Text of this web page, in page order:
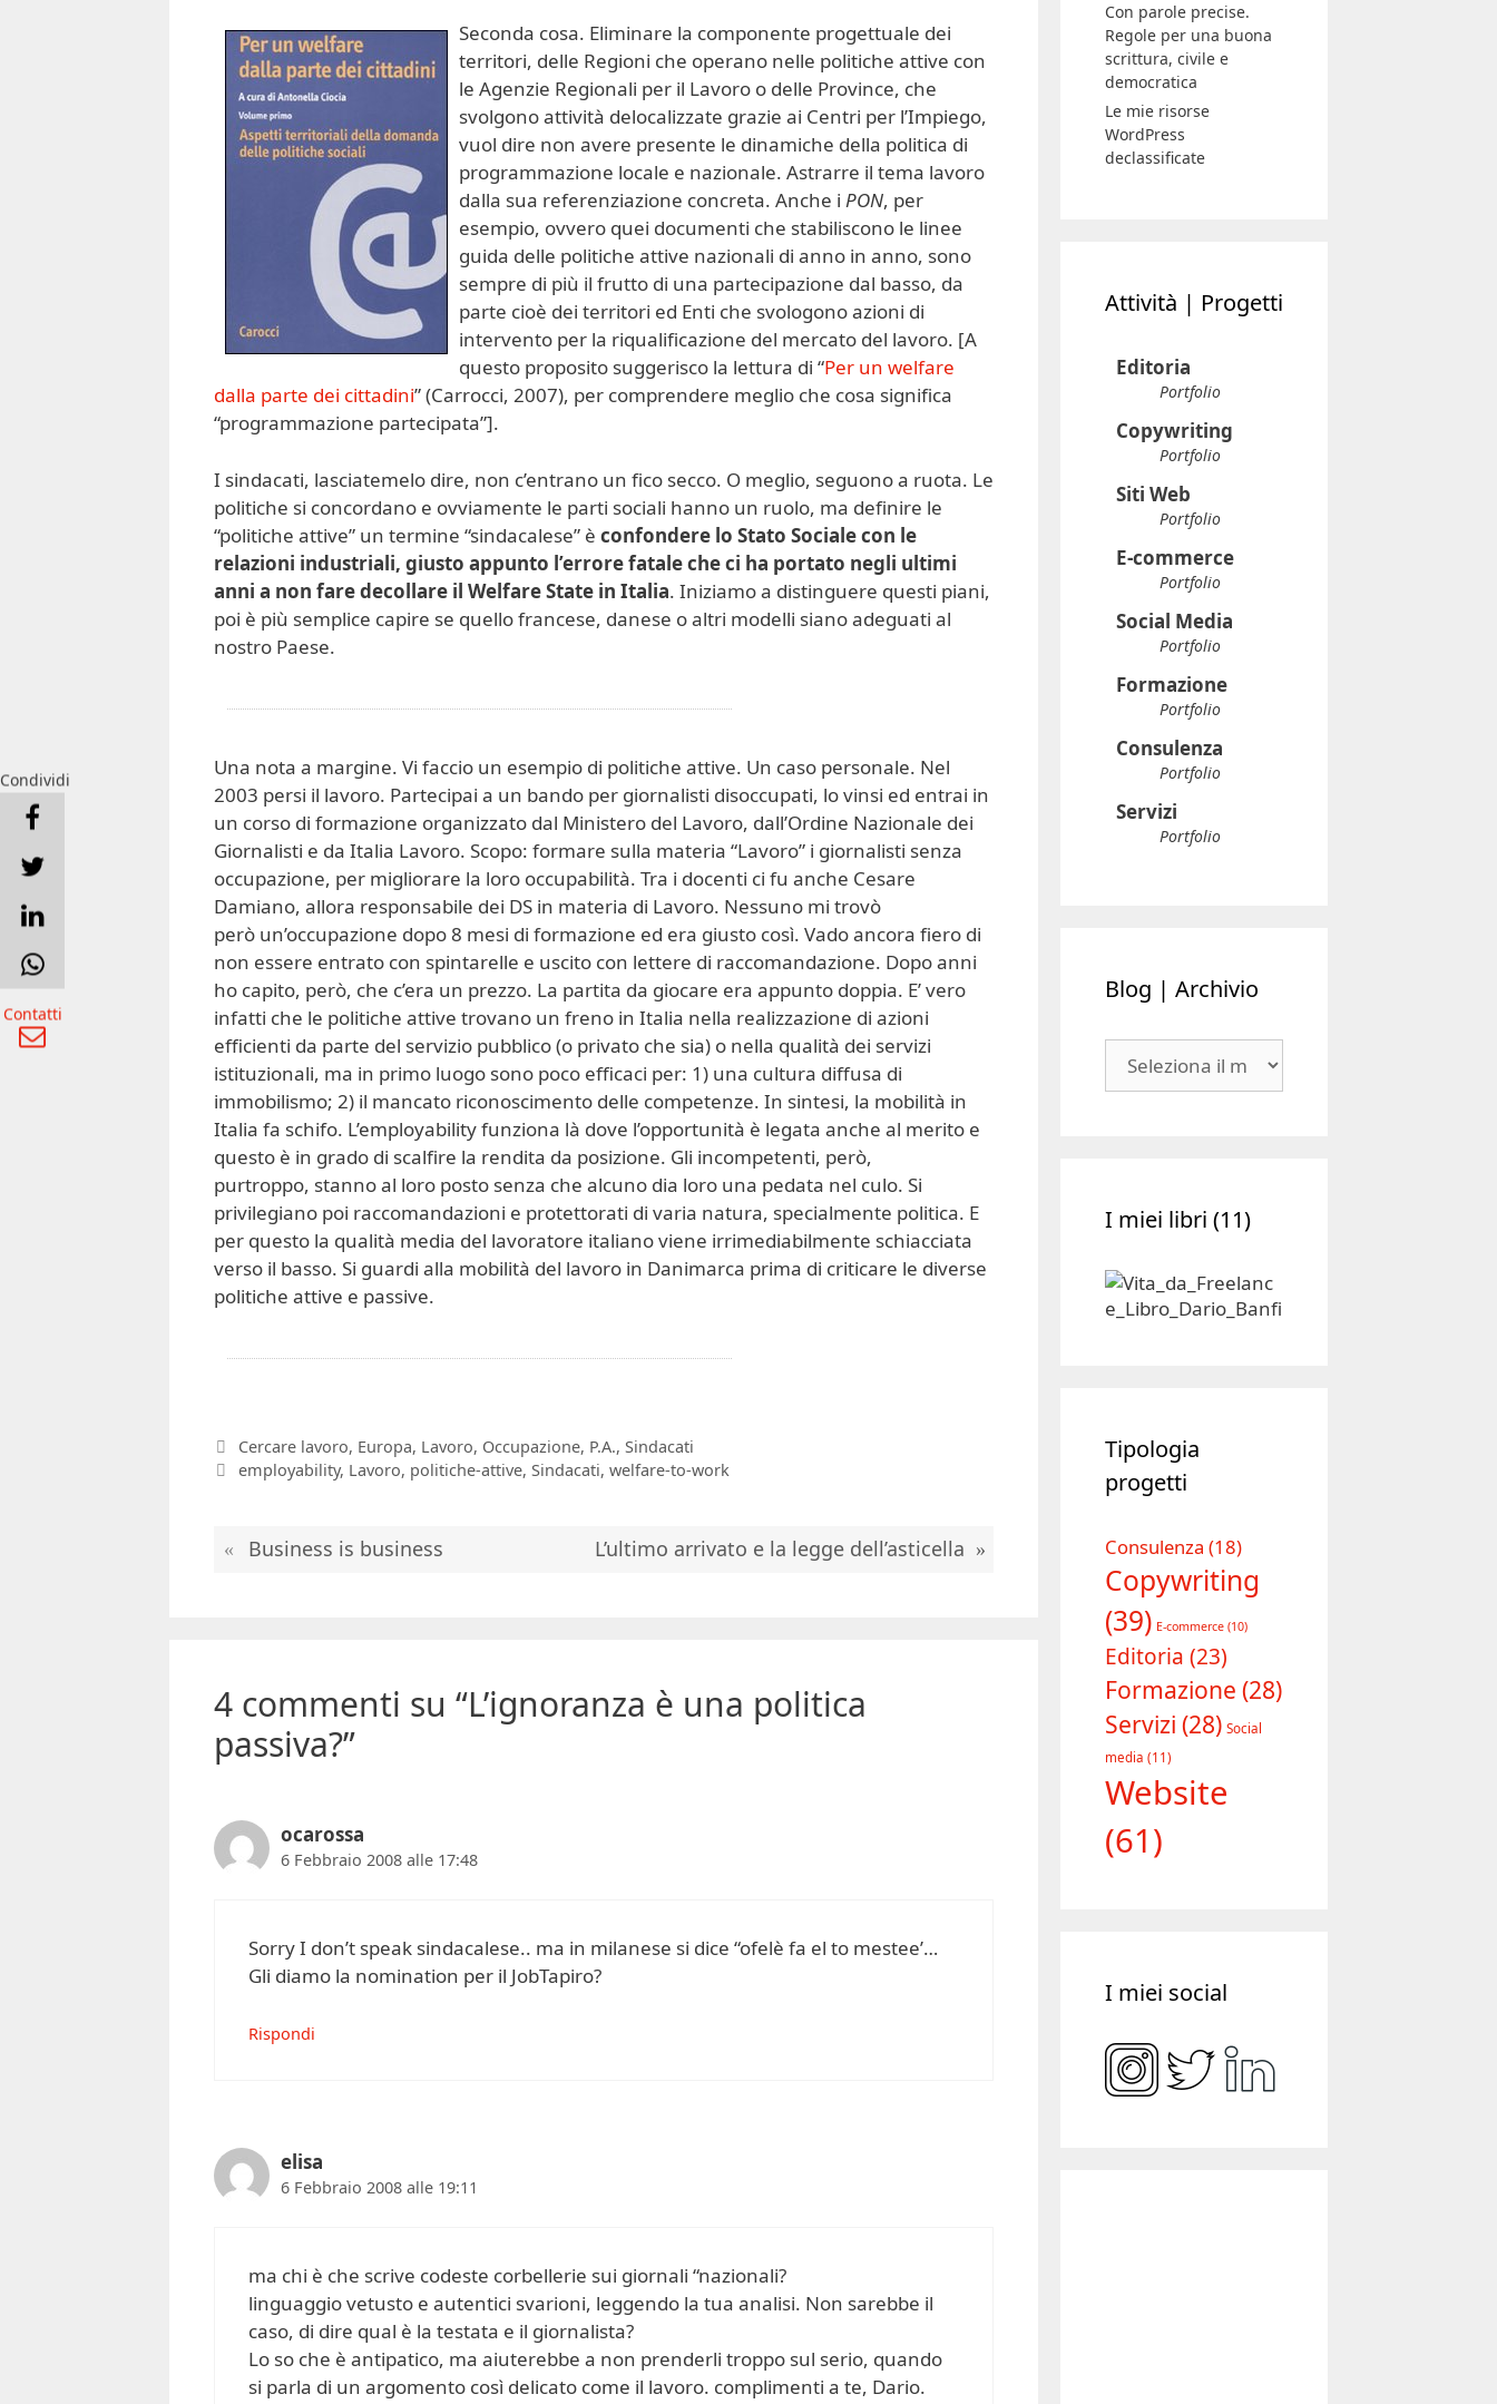
Seconda cosa. Eliminare la componente progettuale dei
territori, delle Regioni che operano nelle politiche attive con
le Agenzie Regionali per il Lavoro o delle Province, che
svolgono attività delocalizzate grazie ai Centri per l’Impiego,
vuol dire non avere presente le dinamiche della politica di
programmazione locale e nazionale. Astrarre il tema lavoro
dalla sua referenziazione concreta. Anche i PON, per
esempio, ovvero quei documenti che stabiliscono le linee
guida delle politiche attive nazionali di anno in anno, sono
sempre di più il frutto di una partecipazione dal basso, da
parte cioè dei territori ed Enti che svologono azioni di
intervento per la riqualificazione del mercato del lavoro. [A
questo proposito suggerisco la lettura di “Per un welfare
dalla parte dei cittadini” (Carrocci, 2007), per comprendere meglio che cosa significa
“programmazione partecipata”].
I sindacati, lasciatemelo dire, non c’entrano un fico secco. O meglio, seguono a ruota. Le
politiche si concordano e ovviamente le parti sociali hanno un ruolo, ma definire le
“politiche attive” un termine “sindacalese” è confondere lo Stato Sociale con le
relazioni industriali, giusto appunto l’errore fatale che ci ha portato negli ultimi
anni a non fare decollare il Welfare State in Italia. Iniziamo a distinguere questi piani,
poi è più semplice capire se quello francese, danese o altri modelli siano adeguati al
nostro Paese.
Una nota a margine. Vi faccio un esempio di politiche attive. Un caso personale. Nel
2003 persi il lavoro. Partecipai a un bando per giornalisti disoccupati, lo vinsi ed entrai in
un corso di formazione organizzato dal Ministero del Lavoro, dall’Ordine Nazionale dei
Giornalisti e da Italia Lavoro. Scopo: formare sulla materia “Lavoro” i giornalisti senza
occupazione, per migliorare la loro occupabilità. Tra i docenti ci fu anche Cesare
Damiano, allora responsabile dei DS in materia di Lavoro. Nessuno mi trovò
però un’occupazione dopo 8 mesi di formazione ed era giusto così. Vado ancora fiero di
non essere entrato con spintarelle e uscito con lettere di raccomandazione. Dopo anni
ho capito, però, che c’era un prezzo. La partita da giocare era appunto doppia. E’ vero
infatti che le politiche attive trovano un freno in Italia nella realizzazione di azioni
efficienti da parte del servizio pubblico (o privato che sia) o nella qualità dei servizi
istituzionali, ma in primo luogo sono poco efficaci per: 1) una cultura diffusa di
immobilismo; 2) il mancato riconoscimento delle competenze. In sintesi, la mobilità in
Italia fa schifo. L’employability funziona là dove l’opportunità è legata anche al merito e
questo è in grado di scalfire la rendita da posizione. Gli incompetenti, però,
purtroppo, stanno al loro posto senza che alcuno dia loro una pedata nel culo. Si
privilegiano poi raccomandazioni e protettorati di varia natura, specialmente politica. E
per questo la qualità media del lavoratore italiano viene irrimediabilmente schiacciata
verso il basso. Si guardi alla mobilità del lavoro in Danimarca prima di criticare le diverse
politiche attive e passive.
Categorie
Cercare lavoro, Europa, Lavoro, Occupazione, P.A., Sindacati
Tag
employability, Lavoro, politiche-attive, Sindacati, welfare-to-work
L’ultimo arrivato e la legge dell’asticella
Business is business
4 commenti su “L’ignoranza è una politica
passiva?”
ocarossa
6 Febbraio 2008 alle 17:48
Sorry I don’t speak sindacalese.. ma in milanese si dice “ofelè fa el to mestee’…
Gli diamo la nomination per il JobTapiro?
Rispondi
elisa
6 Febbraio 2008 alle 19:11
ma chi è che scrive codeste corbellerie sui giornali “nazionali?
linguaggio vetusto e autentici svarioni, leggendo la tua analisi. Non sarebbe il
caso, di dire qual è la testata e il giornalista?
Lo so che è antipatico, ma aiuterebbe a non prenderli troppo sul serio, quando
si parla di un argomento così delicato come il lavoro. complimenti a te, Dario.
Con parole precise.
Regole per una buona
scrittura, civile e
democratica
Le mie risorse
WordPress
declassificate
Attività | Progetti
Editoria
Portfolio
Copywriting
Portfolio
Siti Web
Portfolio
E-commerce
Portfolio
Social Media
Portfolio
Formazione
Portfolio
Consulenza
Portfolio
Servizi
Portfolio
Blog | Archivio
I miei libri (11)
Tipologia
progetti
Consulenza (18)
Copywriting
(39) E-commerce (10)
Editoria (23)
Formazione (28)
Servizi (28) Social
media (11)
Website
(61)
I miei social
Condividi
Contatti